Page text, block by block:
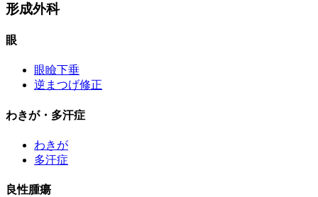
形成外科
眼
眼瞼下垂
逆まつげ修正
わきが・多汗症
わきが
多汗症
良性腫瘍